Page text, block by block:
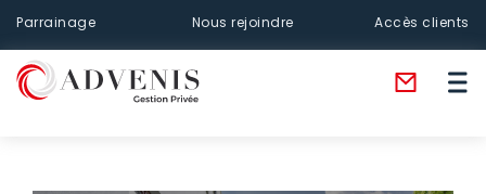
Parrainage Nous rejoindre Accès clients